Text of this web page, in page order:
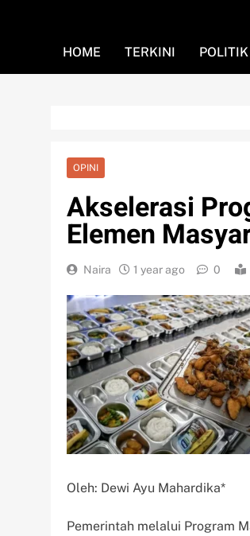
HOME TERKINI POLITIK
OPINI
Akselerasi
Elemen
Naira 1 year ago 0
Oleh: Dewi Ayu Mahardika*
Pemerintah melalui Program